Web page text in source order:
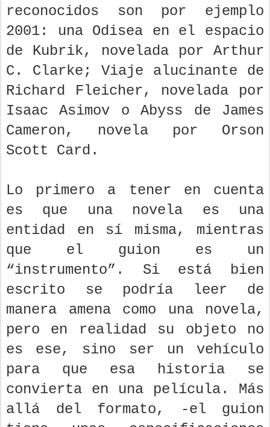
reconocidos son por ejemplo
2001: una Odisea en el espacio
de Kubrik, novelada por Arthur
C. Clarke; Viaje alucinante de
Richard Fleicher, novelada por
Isaac Asimov o Abyss de James
Cameron, novela por Orson
Scott Card.
Lo primero a tener en cuenta
es que una novela es una
entidad en sí misma, mientras
que el guion es un
“instrumento”. Si está bien
escrito se podría leer de
manera amena como una novela,
pero en realidad su objeto no
es ese, sino ser un vehículo
para que esa historia se
convierta en una película. Más
allá del formato, -el guion